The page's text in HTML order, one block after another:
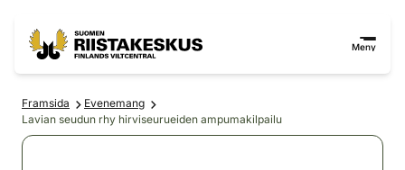
Meny
Framsida
Evenemang
Lavian seudun rhy hirviseurueiden ampumakilpailu